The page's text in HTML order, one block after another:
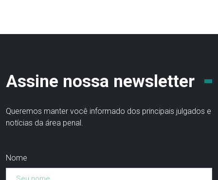
Assine nossa newsletter
Queremos manter você informado dos principais julgados e
notícias da área penal.
Nome